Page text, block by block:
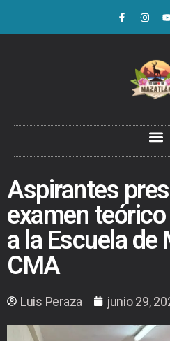
Aspirantes
examen
a la Escuela de
CMA
Luis Peraza junio 29,